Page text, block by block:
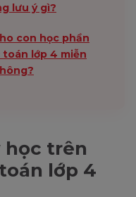
lưu ý gì?
con học phần
toán lớp 4 miễn
học trên
lớp 4